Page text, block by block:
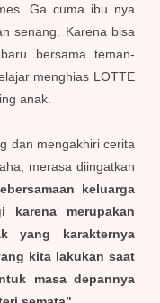
Ga cuma ibu nya
senang. Karena bisa
bersama teman-
menghias LOTTE
anak.
dan mengakhiri cerita
merasa diingatkan
keluarga
karena merupakan
yang karakternya
kita lakukan saat
masa depannya